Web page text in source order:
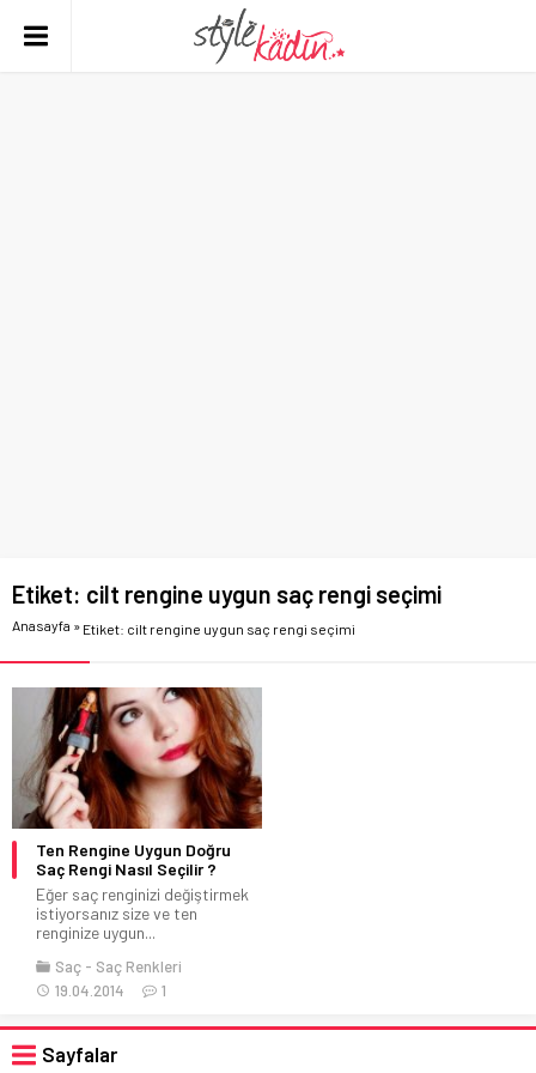
Etiket: cilt rengine uygun saç rengi seçimi
Anasayfa » Etiket: cilt rengine uygun saç rengi seçimi
Ten Rengine Uygun Doğru
Saç Rengi Nasıl Seçilir ?
Eğer saç renginizi değiştirmek
istiyorsanız size ve ten
renginize uygun...
Saç
Saç Renkleri
19.04.2014
1
Sayfalar